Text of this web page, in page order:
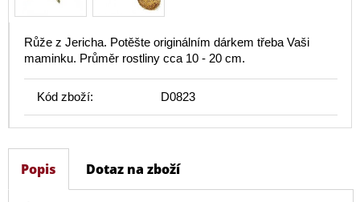
Růže z Jericha. Potěšte originálním dárkem třeba Vaši
maminku. Průměr rostliny cca 10 - 20 cm.
Kód zboží: D0823
Popis Dotaz na zboží